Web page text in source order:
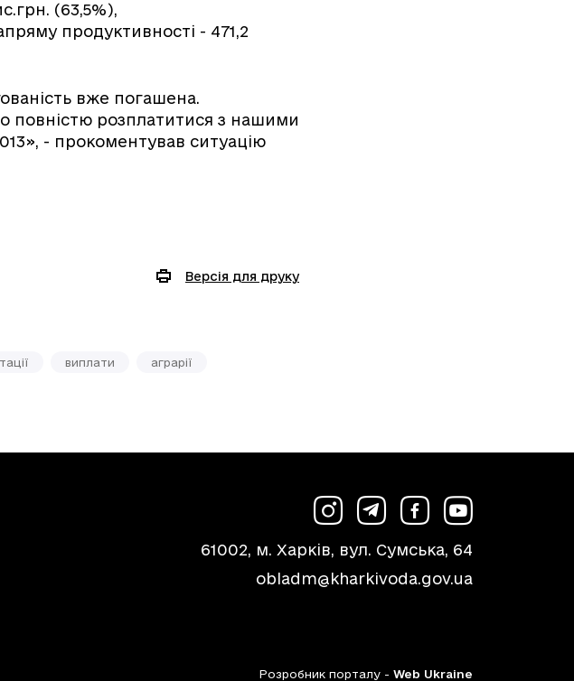
(63,5%),
продуктивності - 471,2
вже погашена.
повністю розплатитися з нашими
- прокоментував ситуацію
Версія для друку
виплати аграрії
61002, м. Харків, вул. Сумська, 64
obladm@kharkivoda.gov.ua
Розробник порталу - Web Ukraine